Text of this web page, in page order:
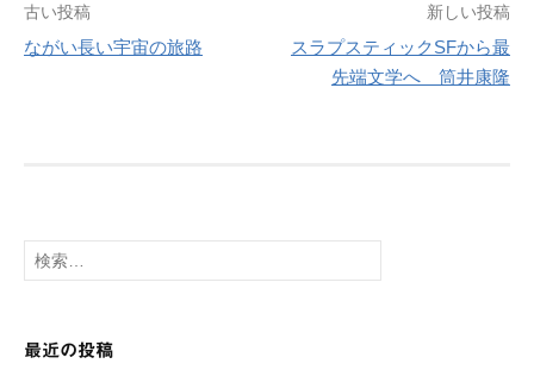
投
ゲ
ー
シ
古い投稿
ながい長い宇宙の旅路
新しい投稿
スラプスティックSFから最
先端文学へ 筒井康隆
検
索:
最近の投稿